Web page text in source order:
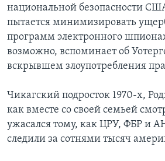
национальной безопасности
пытается минимизировать
программ электронного
возможно, вспоминает об
вскрывшем злоупотребления
Чикагский подросток 1970-х,
как вместе со своей семьей
ужасался тому, как ЦРУ, ФБР и
следили за сотнями тысяч